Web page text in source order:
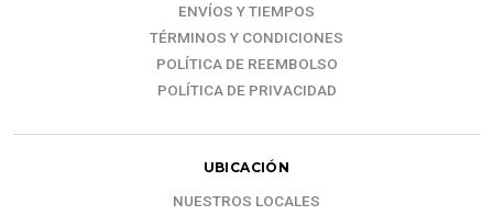
ENVÍOS Y TIEMPOS
TÉRMINOS Y CONDICIONES
POLÍTICA DE REEMBOLSO
POLÍTICA DE PRIVACIDAD
UBICACIÓN
NUESTROS LOCALES